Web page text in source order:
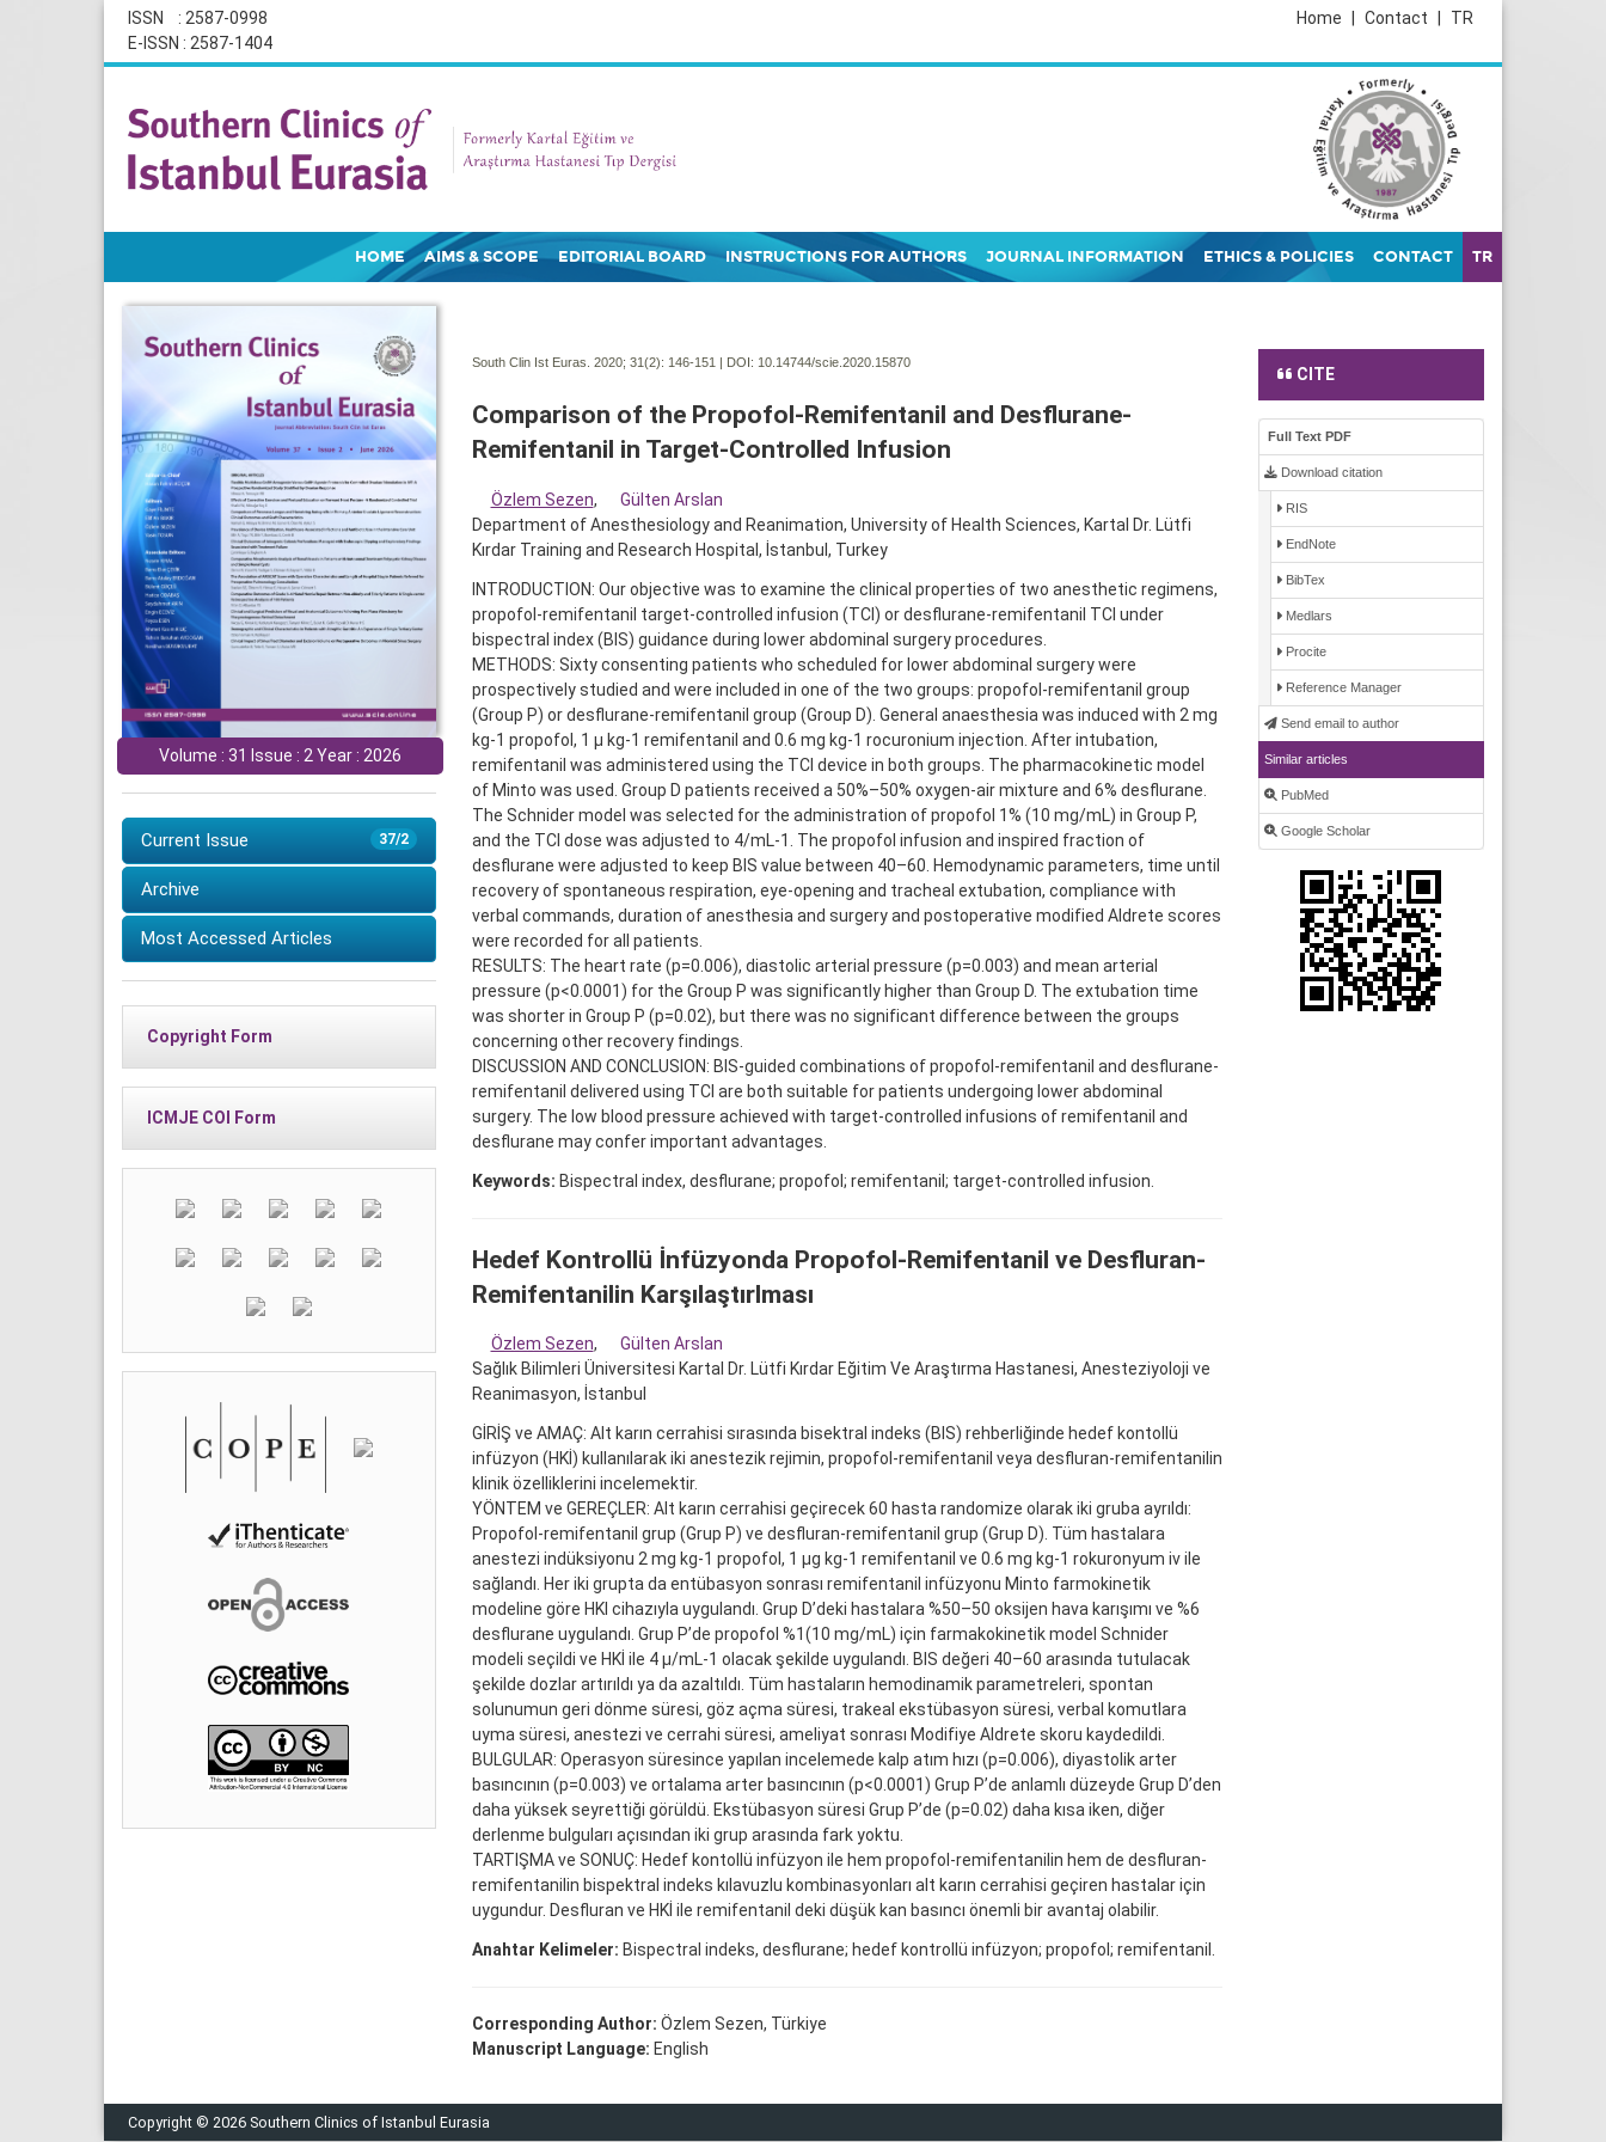
ISSN : 2587-0998
E-ISSN : 2587-1404
TR
Contact
Home
HOME AIMS & SCOPE EDITORIAL BOARD INSTRUCTIONS FOR AUTHORS JOURNAL INFORMATION ETHICS & POLICIES CONTACT TR
Volume : 31 Issue : 2 Year : 2026
37/2
Current Issue
Archive
Most Accessed Articles
Copyright Form
ICMJE COI Form
South Clin Ist Euras. 2020; 31(2): 146-151 | DOI: 10.14744/scie.2020.15870
Comparison of the Propofol-Remifentanil and Desflurane-
Remifentanil in Target-Controlled Infusion
Özlem Sezen,
Gülten Arslan
Department of Anesthesiology and Reanimation, University of Health Sciences, Kartal Dr. Lütfi
Kırdar Training and Research Hospital, İstanbul, Turkey
INTRODUCTION: Our objective was to examine the clinical properties of two anesthetic regimens,
propofol-remifentanil target-controlled infusion (TCI) or desflurane-remifentanil TCI under
bispectral index (BIS) guidance during lower abdominal surgery procedures.
METHODS: Sixty consenting patients who scheduled for lower abdominal surgery were
prospectively studied and were included in one of the two groups: propofol-remifentanil group
(Group P) or desflurane-remifentanil group (Group D). General anaesthesia was induced with 2 mg
kg-1 propofol, 1 µ kg-1 remifentanil and 0.6 mg kg-1 rocuronium injection. After intubation,
remifentanil was administered using the TCI device in both groups. The pharmacokinetic model
of Minto was used. Group D patients received a 50%–50% oxygen-air mixture and 6% desflurane.
The Schnider model was selected for the administration of propofol 1% (10 mg/mL) in Group P,
and the TCI dose was adjusted to 4/mL-1. The propofol infusion and inspired fraction of
desflurane were adjusted to keep BIS value between 40–60. Hemodynamic parameters, time until
recovery of spontaneous respiration, eye-opening and tracheal extubation, compliance with
verbal commands, duration of anesthesia and surgery and postoperative modified Aldrete scores
were recorded for all patients.
RESULTS: The heart rate (p=0.006), diastolic arterial pressure (p=0.003) and mean arterial
pressure (p<0.0001) for the Group P was significantly higher than Group D. The extubation time
was shorter in Group P (p=0.02), but there was no significant difference between the groups
concerning other recovery findings.
DISCUSSION AND CONCLUSION: BIS-guided combinations of propofol-remifentanil and desflurane-
remifentanil delivered using TCI are both suitable for patients undergoing lower abdominal
surgery. The low blood pressure achieved with target-controlled infusions of remifentanil and
desflurane may confer important advantages.
Keywords: Bispectral index, desflurane; propofol; remifentanil; target-controlled infusion.
Hedef Kontrollü İnfüzyonda Propofol-Remifentanil ve Desfluran-
Remifentanilin Karşılaştırlması
Özlem Sezen,
Gülten Arslan
Sağlık Bilimleri Üniversitesi Kartal Dr. Lütfi Kırdar Eğitim Ve Araştırma Hastanesi, Anesteziyoloji ve
Reanimasyon, İstanbul
GİRİŞ ve AMAÇ: Alt karın cerrahisi sırasında bisektral indeks (BIS) rehberliğinde hedef kontollü
infüzyon (HKİ) kullanılarak iki anestezik rejimin, propofol-remifentanil veya desfluran-remifentanilin
klinik özelliklerini incelemektir.
YÖNTEM ve GEREÇLER: Alt karın cerrahisi geçirecek 60 hasta randomize olarak iki gruba ayrıldı:
Propofol-remifentanil grup (Grup P) ve desfluran-remifentanil grup (Grup D). Tüm hastalara
anestezi indüksiyonu 2 mg kg-1 propofol, 1 µg kg-1 remifentanil ve 0.6 mg kg-1 rokuronyum iv ile
sağlandı. Her iki grupta da entübasyon sonrası remifentanil infüzyonu Minto farmokinetik
modeline göre HKI cihazıyla uygulandı. Grup D’deki hastalara %50–50 oksijen hava karışımı ve %6
desflurane uygulandı. Grup P’de propofol %1(10 mg/mL) için farmakokinetik model Schnider
modeli seçildi ve HKİ ile 4 µ/mL-1 olacak şekilde uygulandı. BIS değeri 40–60 arasında tutulacak
şekilde dozlar artırıldı ya da azaltıldı. Tüm hastaların hemodinamik parametreleri, spontan
solunumun geri dönme süresi, göz açma süresi, trakeal ekstübasyon süresi, verbal komutlara
uyma süresi, anestezi ve cerrahi süresi, ameliyat sonrası Modifiye Aldrete skoru kaydedildi.
BULGULAR: Operasyon süresince yapılan incelemede kalp atım hızı (p=0.006), diyastolik arter
basıncının (p=0.003) ve ortalama arter basıncının (p<0.0001) Grup P’de anlamlı düzeyde Grup D’den
daha yüksek seyrettiği görüldü. Ekstübasyon süresi Grup P’de (p=0.02) daha kısa iken, diğer
derlenme bulguları açısından iki grup arasında fark yoktu.
TARTIŞMA ve SONUÇ: Hedef kontollü infüzyon ile hem propofol-remifentanilin hem de desfluran-
remifentanilin bispektral indeks kılavuzlu kombinasyonları alt karın cerrahisi geçiren hastalar için
uygundur. Desfluran ve HKİ ile remifentanil deki düşük kan basıncı önemli bir avantaj olabilir.
Anahtar Kelimeler: Bispectral indeks, desflurane; hedef kontrollü infüzyon; propofol; remifentanil.
Corresponding Author: Özlem Sezen, Türkiye
Manuscript Language: English
CITE
Full Text PDF
Download citation
RIS
EndNote
BibTex
Medlars
Procite
Reference Manager
Send email to author
Similar articles
PubMed
Google Scholar
Copyright © 2026 Southern Clinics of Istanbul Eurasia